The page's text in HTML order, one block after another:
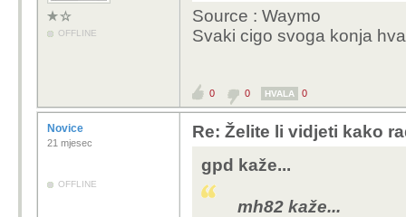
OFFLINE
Source : Waymo
Svaki cigo svoga konja
0 0 HVALA 0
Novice
21 mjesec
OFFLINE
Re: Želite li vidjeti kako
gpd kaže...
mh82 kaže...